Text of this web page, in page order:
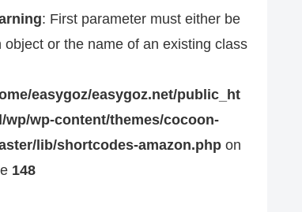
: First parameter must either be
object or the name of an existing class
easygoz/easygoz.net/public_ht
wp/wp-content/themes/cocoon-
lib/shortcodes-amazon.php on
148